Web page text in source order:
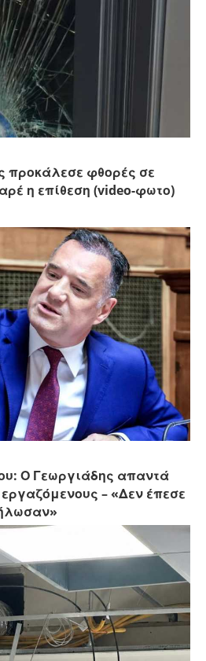
προκάλεσε φθορές σε
η επίθεση (video-φωτο)
Ο Γεωργιάδης απαντά
εργαζόμενους – «Δεν έπεσε